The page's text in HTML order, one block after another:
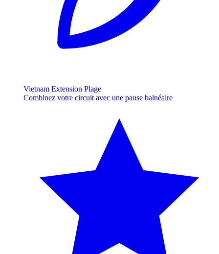
Vietnam Extension Plage
Combinez votre circuit avec une pause balnéaire